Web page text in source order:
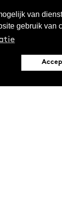
van
gebruik van